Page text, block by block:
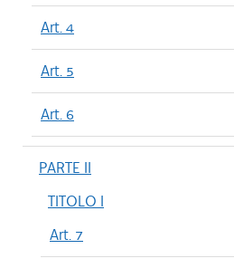
Art. 4
Art. 5
Art. 6
PARTE II
TITOLO I
Art. 7